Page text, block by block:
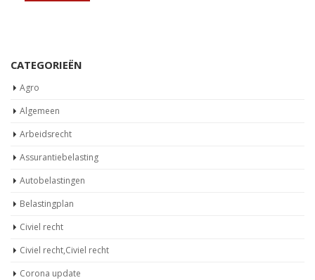
CATEGORIEËN
Agro
Algemeen
Arbeidsrecht
Assurantiebelasting
Autobelastingen
Belastingplan
Civiel recht
Civiel recht,Civiel recht
Corona update